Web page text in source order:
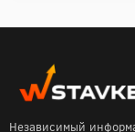
Независимый